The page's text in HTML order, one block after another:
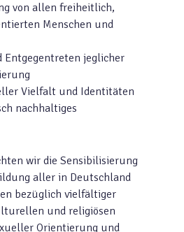
von allen freiheitlich,
Menschen und
Entgegentreten jeglicher
Vielfalt und Identitäten
nachhaltiges
wir die Sensibilisierung
aller in Deutschland
bezüglich vielfältiger
und religiösen
Orientierung und